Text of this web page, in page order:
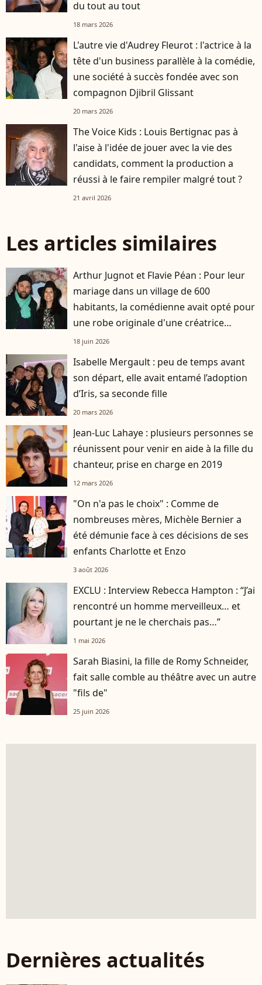
du tout au tout
18 mars 2026
L'autre vie d'Audrey Fleurot : l'actrice à la
tête d'un business parallèle à la comédie,
une société à succès fondée avec son
compagnon Djibril Glissant
20 mars 2026
The Voice Kids : Louis Bertignac pas à
l'aise à l'idée de jouer avec la vie des
candidats, comment la production a
réussi à le faire rempiler malgré tout ?
21 avril 2026
Les articles similaires
Arthur Jugnot et Flavie Péan : Pour leur
mariage dans un village de 600
habitants, la comédienne avait opté pour
une robe originale d'une créatrice
française
18 juin 2026
Isabelle Mergault : peu de temps avant
son départ, elle avait entamé l’adoption
d’Iris, sa seconde fille
20 mars 2026
Jean-Luc Lahaye : plusieurs personnes se
réunissent pour venir en aide à la fille du
chanteur, prise en charge en 2019
12 mars 2026
"On n'a pas le choix" : Comme de
nombreuses mères, Michèle Bernier a
été démunie face à ces décisions de ses
enfants Charlotte et Enzo
3 août 2026
EXCLU : Interview Rebecca Hampton : “J’ai
rencontré un homme merveilleux… et
pourtant je ne le cherchais pas…”
1 mai 2026
Sarah Biasini, la fille de Romy Schneider,
fait salle comble au théâtre avec un autre
"fils de"
25 juin 2026
Dernières actualités